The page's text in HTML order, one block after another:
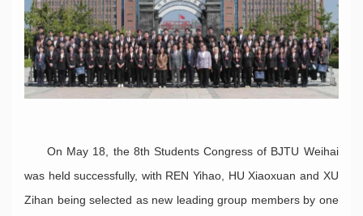
On May 18, the 8th Students Congress of BJTU Weihai
was held successfully, with REN Yihao, HU Xiaoxuan and XU
Zihan being selected as new leading group members by one